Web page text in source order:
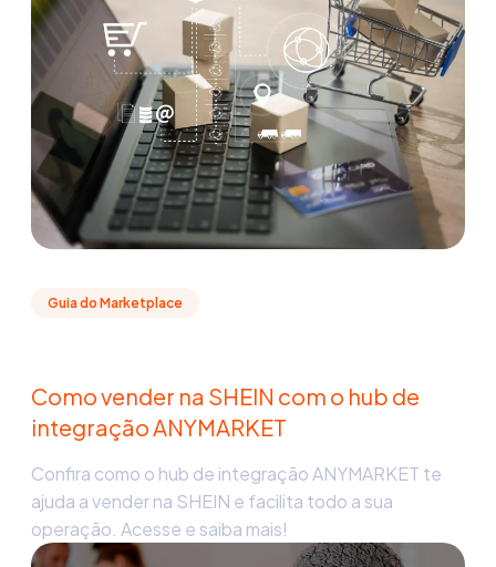
Guia do Marketplace
Como vender na SHEIN com o hub de
integração ANYMARKET
Confira como o hub de integração ANYMARKET te
ajuda a vender na SHEIN e facilita todo a sua
operação. Acesse e saiba mais!